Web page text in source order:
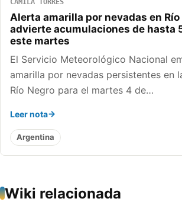
CAMILA TORRES
Alerta amarilla por nevadas en Río
advierte acumulaciones de hasta
este martes
El Servicio Meteorológico Nacional
amarilla por nevadas persistentes en
Río Negro para el martes 4 de…
Leer nota
Argentina
Wiki relacionada